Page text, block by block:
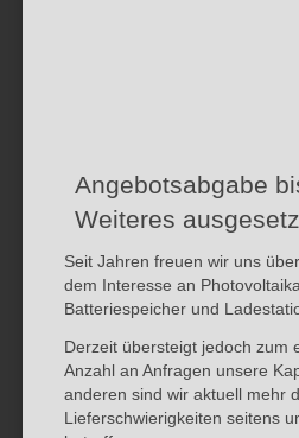
Angebotsabgabe
Weiteres
Seit Jahren freuen wir uns
dem Interesse an
Batteriespeicher und
Derzeit übersteigt jedoch zum
Anzahl an Anfragen unsere
anderen sind wir aktuell mehr
Lieferschwierigkeiten seitens